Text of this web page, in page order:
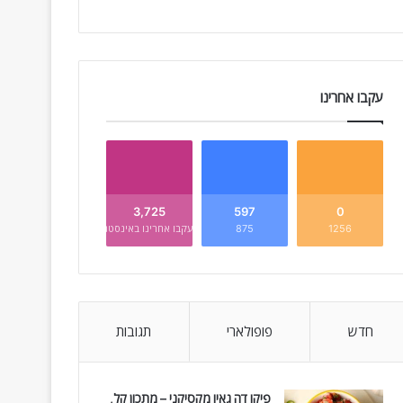
עקבו אחרינו
0
1256
597
875
3,725
עקבו אחרינו באינסטגרם
חדש פופולארי תגובות
פיקו דה גאיו מקסיקני – מתכון קל,